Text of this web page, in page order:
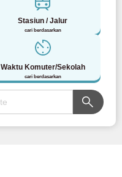
Stasiun / Jalur
cari berdasarkan
Waktu Komuter/Sekolah
cari berdasarkan